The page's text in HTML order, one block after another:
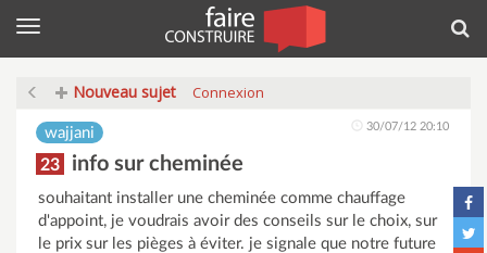
Menu
Nouveau sujet Connexion
wajjani 30/07/12 20:10
23 info sur cheminée
souhaitant installer une cheminée comme chauffage
d'appoint, je voudrais avoir des conseils sur le choix, sur
le prix sur les pièges à éviter. je signale que notre future